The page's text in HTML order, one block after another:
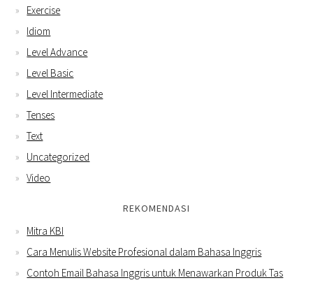
Exercise
Idiom
Level Advance
Level Basic
Level Intermediate
Tenses
Text
Uncategorized
Video
REKOMENDASI
Mitra KBI
Cara Menulis Website Profesional dalam Bahasa Inggris
Contoh Email Bahasa Inggris untuk Menawarkan Produk Tas